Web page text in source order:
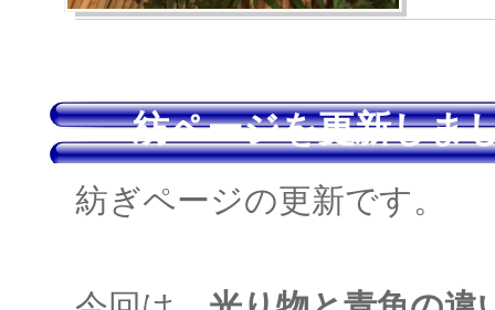
紡ページを更新しま
紡ぎページの更新です。